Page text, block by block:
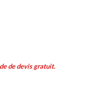
de devis gratuit.